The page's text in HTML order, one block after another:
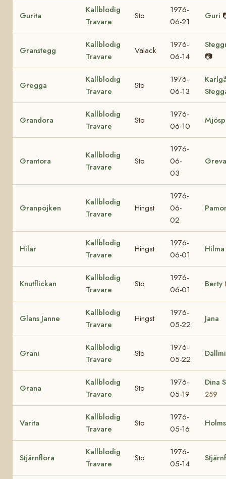
Gurita
Kallblodig
Travare
Sto
1976-
06-21
Guri
Granstegg
Kallblodig
Travare
Valack
1976-
06-14
📷
Gregga
Kallblodig
Travare
Sto
1976-
06-13
Grandora
Kallblodig
Travare
Sto
1976-
06-10
Grantora
Kallblodig
Travare
Sto
1976-
06-
03
Granpojken
Kallblodig
Travare
Hingst
1976-
06-
02
Hilar
Kallblodig
Travare
Hingst
1976-
06-01
Hilma
Knutflickan
Kallblodig
Travare
Sto
1976-
06-01
Berty
Glans Janne
Kallblodig
Travare
Hingst
1976-
05-22
Jana
Grani
Kallblodig
Travare
Sto
1976-
05-22
Grana
Kallblodig
Travare
Sto
1976-
05-19
Dina
259
Varita
Kallblodig
Travare
Sto
1976-
05-16
Stjärnflora
Kallblodig
Travare
Sto
1976-
05-14